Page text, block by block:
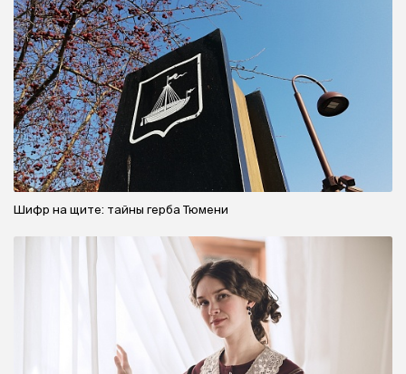
Шифр на щите: тайны герба Тюмени